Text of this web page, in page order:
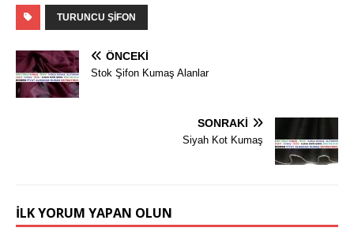
TURUNCU ŞIFON
ÖNCEKI
Stok Şifon Kumaş Alanlar
SONRAKI
Siyah Kot Kumaş
İLK YORUM YAPAN OLUN